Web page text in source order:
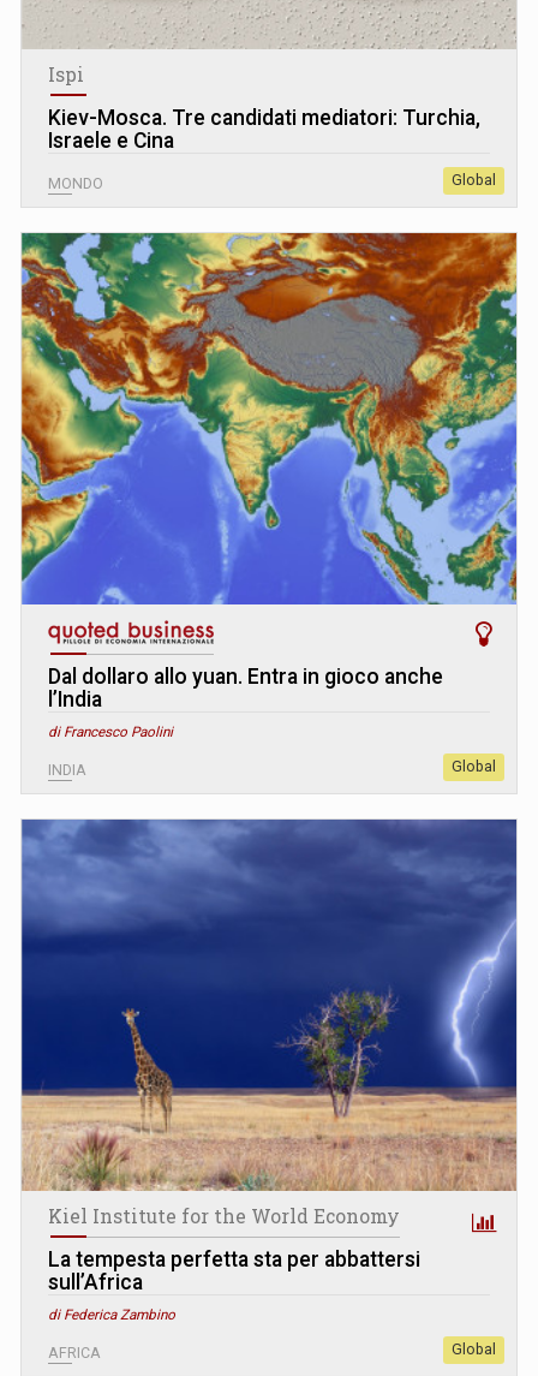
Ispi
Kiev-Mosca. Tre candidati mediatori: Turchia,
Israele e Cina
MONDO Global
Dal dollaro allo yuan. Entra in gioco anche
l’India
di Francesco Paolini
INDIA Global
Kiel Institute for the World Economy
La tempesta perfetta sta per abbattersi
sull’Africa
di Federica Zambino
AFRICA Global